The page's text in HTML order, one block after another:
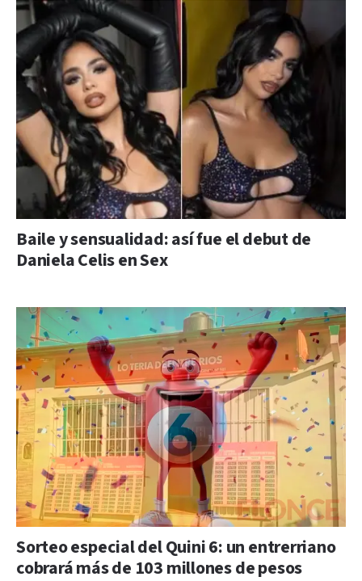
Baile y sensualidad: así fue el debut de
Daniela Celis en Sex
Sorteo especial del Quini 6: un entrerriano
cobrará más de 103 millones de pesos